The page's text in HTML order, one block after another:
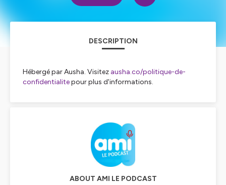
DESCRIPTION
Hébergé par Ausha. Visitez ausha.co/politique-de-
confidentialitepour plus d'informations.
ABOUT AMI LE PODCAST